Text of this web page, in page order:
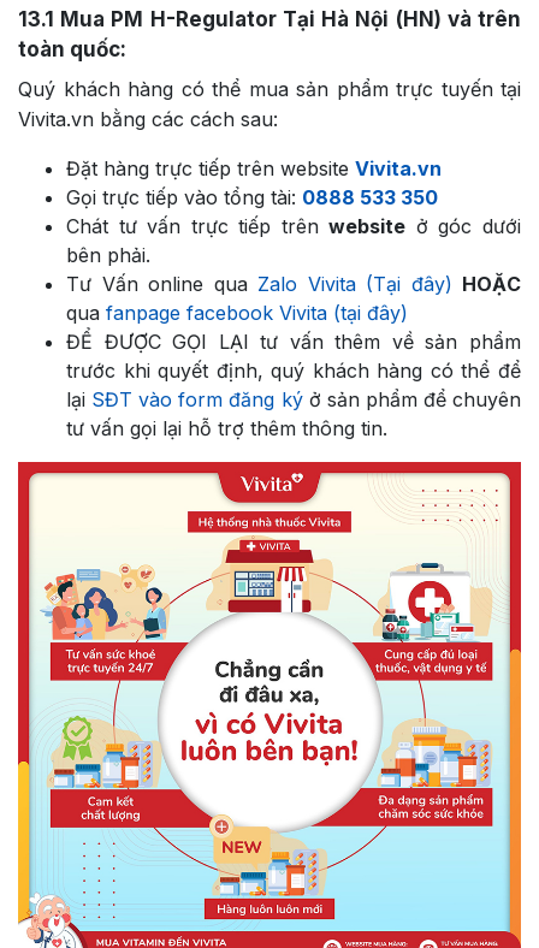
13.1 Mua PM H-Regulator Tại Hà Nội (HN) và trên
toàn quốc:
Quý khách hàng có thể mua sản phẩm trực tuyến tại
Vivita.vn bằng các cách sau:
Đặt hàng trực tiếp trên website Vivita.vn
Gọi trực tiếp vào tổng tài: 0888 533 350
Chát tư vấn trực tiếp trênwebsite ở góc dưới
bên phải.
Tư Vấn online quaZalo Vivita (Tại đây) HOẶC
qua fanpage facebook Vivita (tại đây)
ĐỂ ĐƯỢC GỌI LẠI tư vấn thêm về sản phẩm
trước khi quyết định, quý khách hàng có thể để
lại SĐT vào form đăng kýở sản phẩm để chuyên
tư vấn gọi lại hỗ trợ thêm thông tin.